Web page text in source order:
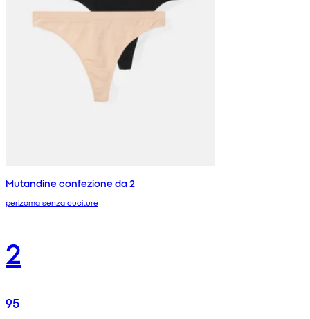
Mutandine confezione da 2
perizoma senza cuciture
2
95